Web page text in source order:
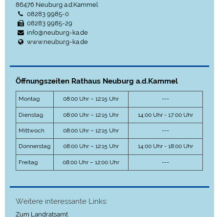
86476 Neuburg a.d.Kammel
08283 9985-0
08283 9985-29
info@neuburg-ka.de
www.neuburg-ka.de
Öffnungszeiten Rathaus Neuburg a.d.Kammel
Montag 08:00 Uhr – 12:15 Uhr ---
Dienstag 08:00 Uhr – 12:15 Uhr 14:00 Uhr - 17:00 Uhr
Mittwoch 08:00 Uhr – 12:15 Uhr ---
Donnerstag 08:00 Uhr – 12:15 Uhr 14:00 Uhr - 18:00 Uhr
Freitag 08:00 Uhr – 12:00 Uhr ---
Weitere interessante Links:
Zum Landratsamt